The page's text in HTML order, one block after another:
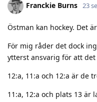
Franckie Burns 23
Östman kan hockey. Det
För mig råder det dock
ytterst ansvarig för att
12:a, 11:a och 12:a är de
11:a, 12:a och plats 13